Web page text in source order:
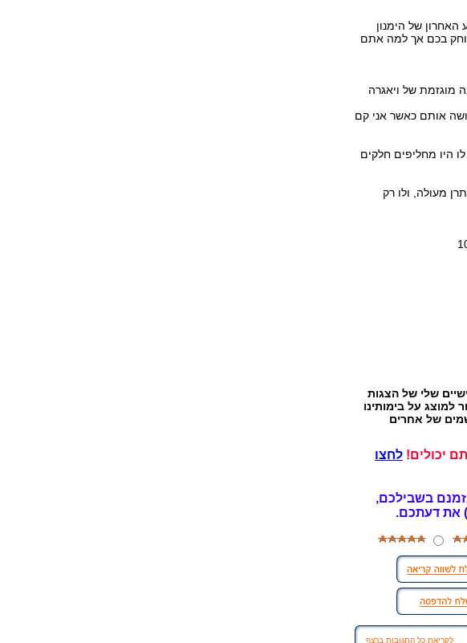
של הימנון
בכם אך למה אתם
מוגזמת של ויאגרה
אותם כאשר אני קם
היו מחליפים חלקים
מעולה, ולו רק
שלי של הצגות
למוצג על בימותינו
של אחרים
יכולים! לחצו
בשבילכם,
את דעתכם.
לקריאת כל התגובות ברצף